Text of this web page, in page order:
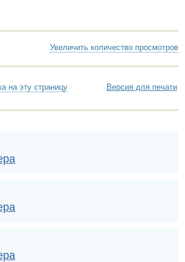
Увеличить количество просмотров
на эту страницу Версия для печати